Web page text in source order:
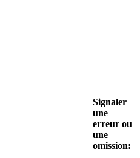
Signaler
une
erreur ou
une
omission: